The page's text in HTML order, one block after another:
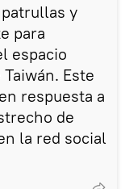
y
para
espacio
Este
respuesta a
de
la red social